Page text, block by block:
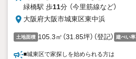
緑橋駅 歩11分 （今里筋線など）
大阪府大阪市城東区東中浜
土地面積 105.3㎡（31.85坪）（登記） 建ぺい率
■城東区で家探しを始められる方は